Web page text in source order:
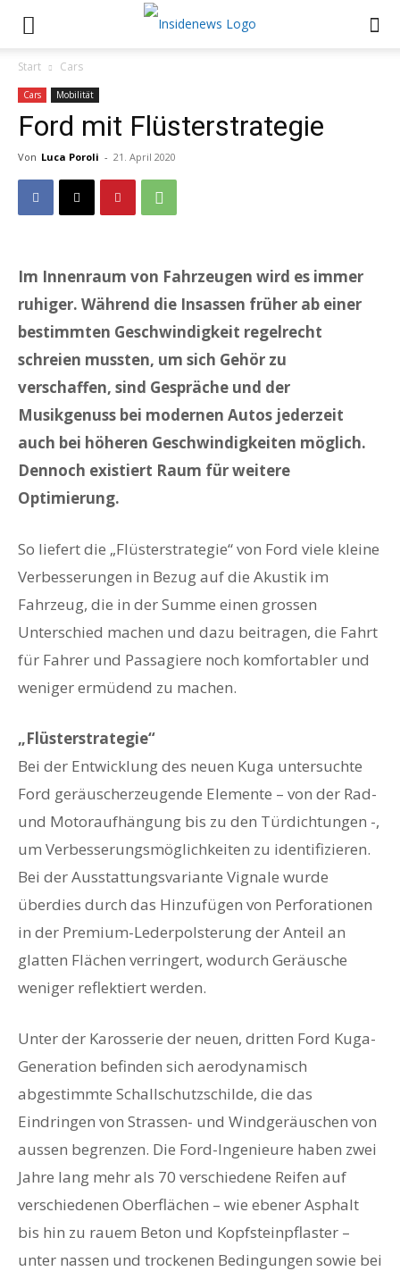
Start Cars
Cars Mobilität
Ford mit Flüsterstrategie
Von Luca Poroli - 21. April 2020
Im Innenraum von Fahrzeugen wird es immer
ruhiger. Während die Insassen früher ab einer
bestimmten Geschwindigkeit regelrecht
schreien mussten, um sich Gehör zu
verschaffen, sind Gespräche und der
Musikgenuss bei modernen Autos jederzeit
auch bei höheren Geschwindigkeiten möglich.
Dennoch existiert Raum für weitere
Optimierung.
So liefert die „Flüsterstrategie“ von Ford viele kleine
Verbesserungen in Bezug auf die Akustik im
Fahrzeug, die in der Summe einen grossen
Unterschied machen und dazu beitragen, die Fahrt
für Fahrer und Passagiere noch komfortabler und
weniger ermüdend zu machen.
„Flüsterstrategie“
Bei der Entwicklung des neuen Kuga untersuchte
Ford geräuscherzeugende Elemente – von der Rad-
und Motoraufhängung bis zu den Türdichtungen -,
um Verbesserungsmöglichkeiten zu identifizieren.
Bei der Ausstattungsvariante Vignale wurde
überdies durch das Hinzufügen von Perforationen
in der Premium-Lederpolsterung der Anteil an
glatten Flächen verringert, wodurch Geräusche
weniger reflektiert werden.
Unter der Karosserie der neuen, dritten Ford Kuga-
Generation befinden sich aerodynamisch
abgestimmte Schallschutzschilde, die das
Eindringen von Strassen- und Windgeräuschen von
aussen begrenzen. Die Ford-Ingenieure haben zwei
Jahre lang mehr als 70 verschiedene Reifen auf
verschiedenen Oberflächen – wie ebener Asphalt
bis hin zu rauem Beton und Kopfsteinpflaster –
unter nassen und trockenen Bedingungen sowie bei